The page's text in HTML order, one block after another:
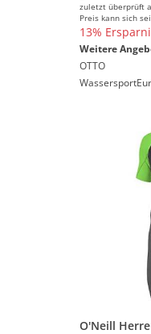
zuletzt überprüft
Preis kann sich
13%
Weitere
OTTO